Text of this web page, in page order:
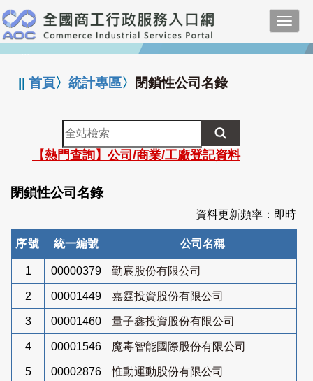
跳
到
主
要
:::
||首頁〉統計專區〉 閉鎖性公司名錄
全
站
檢
索
【熱門查詢】公司/商業/工廠登記資料
閉鎖性公司名錄
資料更新頻率：即時
序號 統一編號 公司名稱
1 00000379 勤宸股份有限公司
2 00001449 嘉霆投資股份有限公司
3 00001460 量子鑫投資股份有限公司
4 00001546 魔毒智能國際股份有限公司
5 00002876 惟動運動股份有限公司